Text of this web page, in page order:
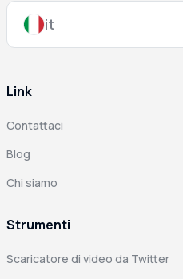
it
Link
Contattaci
Blog
Chi siamo
Strumenti
Scaricatore di video da Twitter